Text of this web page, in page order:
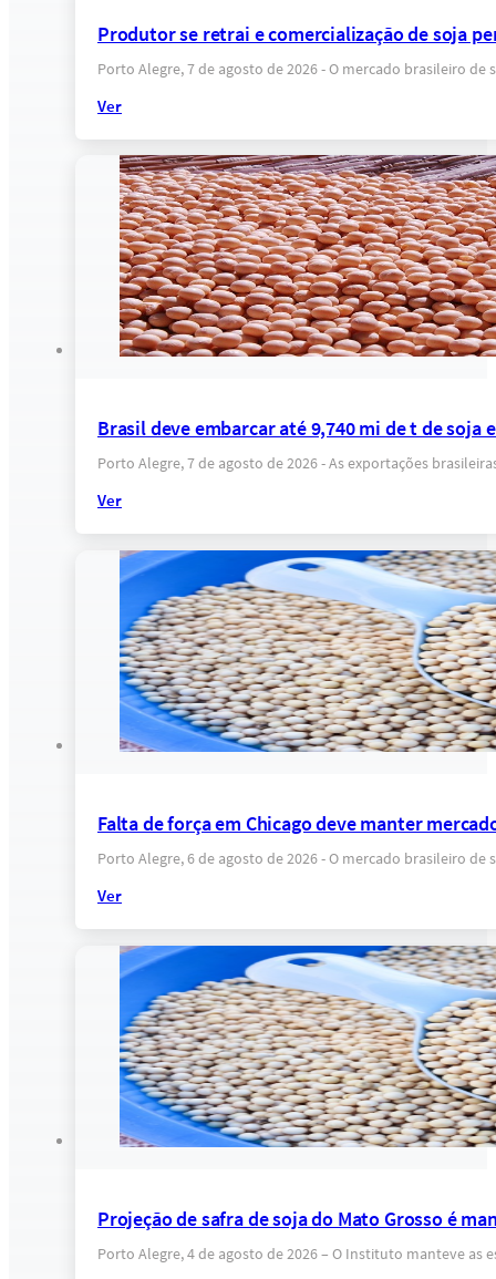
Produtor se retrai e comercialização de soja
Porto Alegre, 7 de agosto de 2026 - O mercado brasileiro
Ver
Brasil deve embarcar até 9,740 mi de t de soja
Porto Alegre, 7 de agosto de 2026 - As exportações
Ver
Falta de força em Chicago deve manter
Porto Alegre, 6 de agosto de 2026 - O mercado brasileiro
Ver
Projeção de safra de soja do Mato Grosso é
Porto Alegre, 4 de agosto de 2026 – O Instituto manteve as